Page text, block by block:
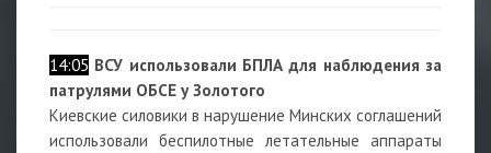
14:05 ВСУ использовали БПЛА для наблюдения за
патрулями ОБСЕ у Золотого
Киевские силовики в нарушение Минских соглашений
использовали беспилотные летательные аппараты